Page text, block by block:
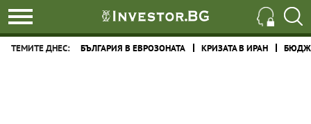
ТЕМИТЕ ДНЕС: БЪЛГАРИЯ В ЕВРОЗОНАТА КРИЗАТА В ИРАН